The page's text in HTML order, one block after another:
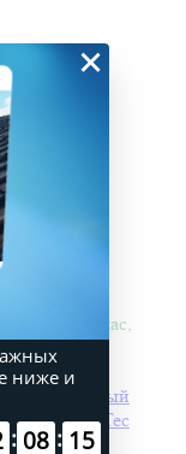
- сейчас,
невымываемый
PlasmaTec
×
ниже и
: 08 : 15